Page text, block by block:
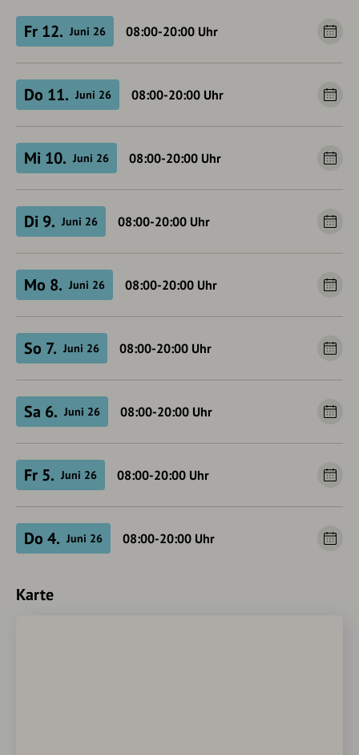
Fr 12. Juni 26 08:00-20:00 Uhr
Do 11. Juni 26 08:00-20:00 Uhr
Mi 10. Juni 26 08:00-20:00 Uhr
Di 9. Juni 26 08:00-20:00 Uhr
Mo 8. Juni 26 08:00-20:00 Uhr
So 7. Juni 26 08:00-20:00 Uhr
Sa 6. Juni 26 08:00-20:00 Uhr
Fr 5. Juni 26 08:00-20:00 Uhr
Do 4. Juni 26 08:00-20:00 Uhr
Karte